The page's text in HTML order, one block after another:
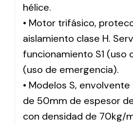
hélice.
• Motor trifásico,
aislamiento clase H.
funcionamiento S1 (uso
(uso de emergencia).
• Modelos S,
de 50mm de espesor
con densidad de 70kg/